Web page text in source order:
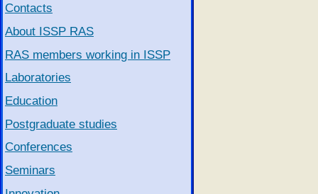
Contacts
About ISSP RAS
RAS members working in ISSP
Laboratories
Education
Postgraduate studies
Conferences
Seminars